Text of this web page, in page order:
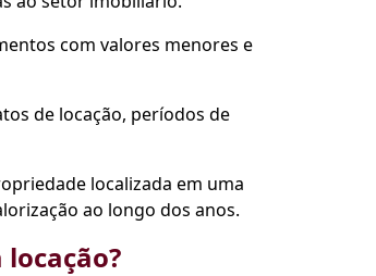
com valores menores e
de locação, períodos de
localizada em uma
ao longo dos anos.